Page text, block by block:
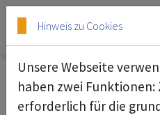
Skip to main content
Skip to page footer
23.01.2024
Hinweis zu Cookies
Unsere Webseite
haben zwei Funktionen:
erforderlich für die